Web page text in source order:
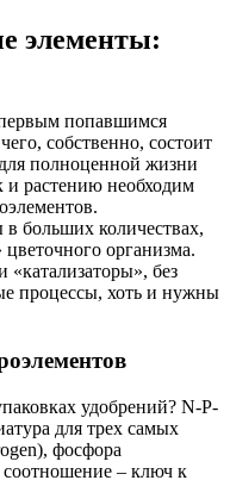
элементы:
попавшимся
собственно, состоит
полноценной жизни
растению необходим
больших количествах,
организма.
без
процессы, хоть и нужны
удобрений? N-P-
для трех самых
фосфора
соотношение – ключ к